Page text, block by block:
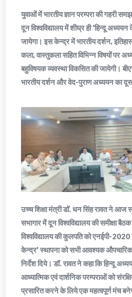
युवाओं में भारतीय ज्ञान परम्परा की गहरी
दून विश्वविद्यालय में शीघ्र ही ‘हिन्दू अध्ययन
जायेगा। इस केन्द्र में भारतीय दर्शन,
कला, वास्तुकला सहित विभिन्न विषयों पर
बहुविषयक व्यवस्था विकसित की जायेगी।
भारतीय दर्शन और वेद-पुराण अध्ययन का
उच्च शिक्षा मंत्री डॉ. धन सिंह रावत ने आज
सभागार में दून विश्वविद्यालय की समीक्षा
विश्वविद्यालय की कुलपति को एनईपी-
केन्द्र’ स्थापना को सभी आवश्यक
निर्देश दिये। डॉ. रावत ने कहा कि हिन्दू
आध्यात्मिक एवं दार्शनिक परम्पराओं को
प्रसारित करने के लिये एक महत्वपूर्ण मंच